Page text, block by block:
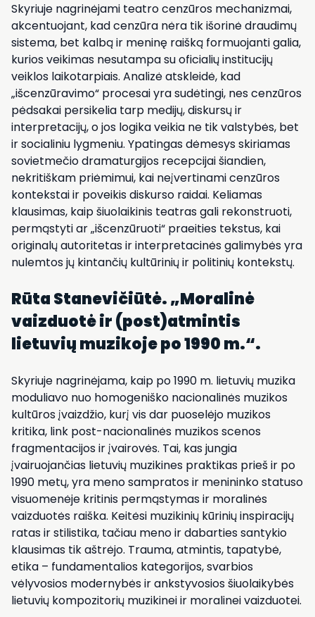
Skyriuje nagrinėjami teatro cenzūros mechanizmai,
akcentuojant, kad cenzūra nėra tik išorinė draudimų
sistema, bet kalbą ir meninę raišką formuojanti galia,
kurios veikimas nesutampa su oficialių institucijų
veiklos laikotarpiais. Analizė atskleidė, kad
„išcenzūravimo“ procesai yra sudėtingi, nes cenzūros
pėdsakai persikelia tarp medijų, diskursų ir
interpretacijų, o jos logika veikia ne tik valstybės, bet
ir socialiniu lygmeniu. Ypatingas dėmesys skiriamas
sovietmečio dramaturgijos recepcijai šiandien,
nekritiškam priėmimui, kai neįvertinami cenzūros
kontekstai ir poveikis diskurso raidai. Keliamas
klausimas, kaip šiuolaikinis teatras gali rekonstruoti,
permąstyti ar „išcenzūruoti“ praeities tekstus, kai
originalų autoritetas ir interpretacinės galimybės yra
nulemtos jų kintančių kultūrinių ir politinių kontekstų.
Rūta Stanevičiūtė.„Moralinė
vaizduotė ir (post)atmintis
lietuvių muzikoje po 1990 m.“.
Skyriuje nagrinėjama, kaip po 1990 m. lietuvių muzika
moduliavo nuo homogeniško nacionalinės muzikos
kultūros įvaizdžio, kurį vis dar puoselėjo muzikos
kritika, link post-nacionalinės muzikos scenos
fragmentacijos ir įvairovės. Tai, kas jungia
įvairuojančias lietuvių muzikines praktikas prieš ir po
1990 metų, yra meno sampratos ir menininko statuso
visuomenėje kritinis permąstymas ir moralinės
vaizduotės raiška. Keitėsi muzikinių kūrinių inspiracijų
ratas ir stilistika, tačiau meno ir dabarties santykio
klausimas tik aštrėjo. Trauma, atmintis, tapatybė,
etika – fundamentalios kategorijos, svarbios
vėlyvosios modernybės ir ankstyvosios šiuolaikybės
lietuvių kompozitorių muzikinei ir moralinei vaizduotei.